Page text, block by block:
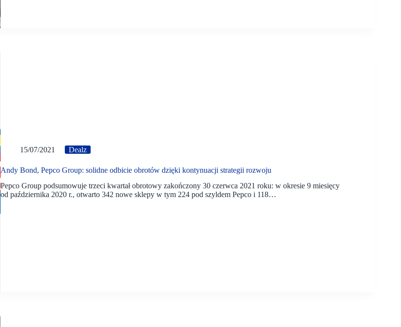
15/07/2021 Dealz
Andy Bond, Pepco Group: solidne odbicie obrotów dzięki kontynuacji strategii rozwoju
Pepco Group podsumowuje trzeci kwartał obrotowy zakończony 30 czerwca 2021 roku: w okresie 9 miesięcy
od października 2020 r., otwarto 342 nowe sklepy w tym 224 pod szyldem Pepco i 118…